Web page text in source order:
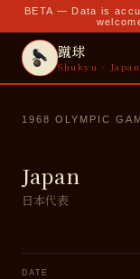
BETA — Data is
蹴球
Shukyu ·
1968 OLYMPIC
Japan
日本代表
DATE